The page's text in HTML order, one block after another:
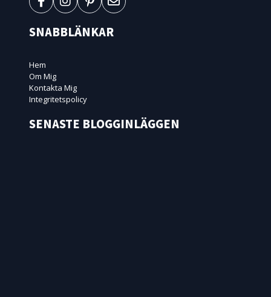
SNABBLÄNKAR
Hem
Om Mig
Kontakta Mig
Integritetspolicy
SENASTE BLOGGINLÄGGEN